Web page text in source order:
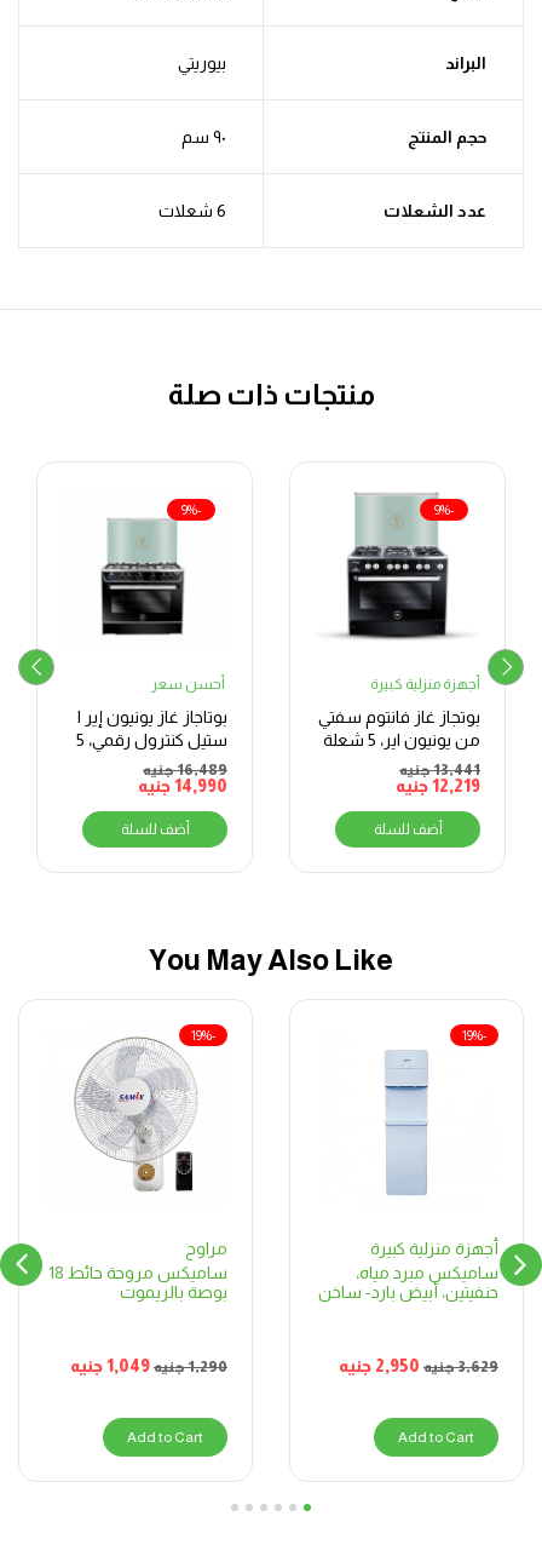
البراند بيوريتي
حجم المنتج ٩٠ سم
عدد الشعلات 6 شعلات
منتجات ذات صلة
-9%
أجهزة منزلية كبيرة
بوتجاز غاز فانتوم سفتي
من يونيون اير، 5 شعلة
13,441جنيه
12,219جنيه
أضف للسلة
-9%
أحسن سعر
بوتاجاز غاز يونيون إير I
ستيل كنترول رقمي، 5
شعلات، 90 سم، أسود
16,489جنيه
14,990جنيه
أضف للسلة
You May Also Like
أجهزة منزلية كبيرة
ساميكس مبرد مياه،
حنفيتين، أبيض بارد- ساخن
3,629جنيه 2,950 جنيه
-19%
Add to Cart
مراوح
ساميكس مروحة حائط 18
بوصة بالريموت
1,290جنيه 1,049جنيه
-19%
Add to Cart
1
2